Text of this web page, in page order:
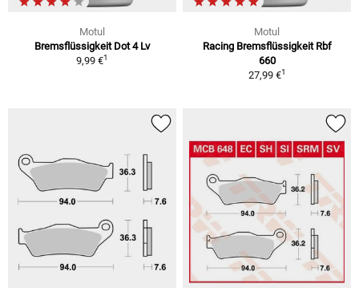
Motul
Bremsflüssigkeit Dot 4 Lv
9,99 €1
Motul
Racing Bremsflüssigkeit Rbf
660
27,99 €1